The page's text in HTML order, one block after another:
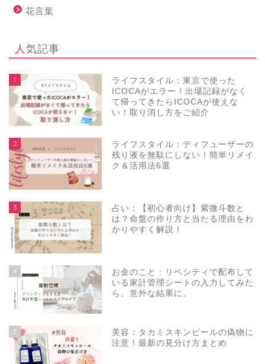
花言葉
人気記事
1
ライフスタイル：東京で使った
ICOCAがエラー！出場記録がなく
て帰ってきたらICOCAが使えな
い！取り消し方をご紹介
2
ライフスタイル：ディフューザーの
残り液を無駄にしない！簡単リメイ
ク＆活用法6選
3
占い：【初心者向け】紫微斗数と
は？命盤の作り方と当たる理由をわ
かりやすく解説！
4
お金のこと：リベシティで配布して
いる家計管理シートの入力してみた
ら、意外な結果に。
5
美容：タカミスキンピールの偽物に
注意！最新の見分け方まとめ